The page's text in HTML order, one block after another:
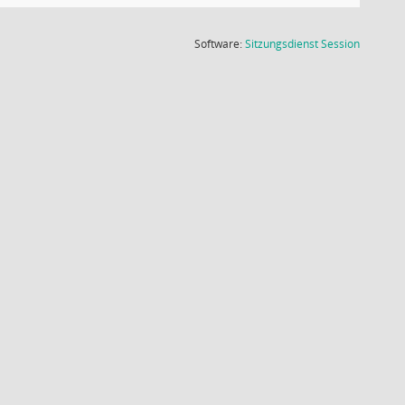
Software:SitzungsdienstSession(Wird in